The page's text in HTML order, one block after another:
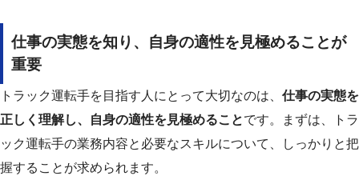
仕事の実態を知り、自身の適性を見極めることが
重要
トラック運転手を目指す人にとって大切なのは、 仕事の実態を
正しく理解し、自身の適性を見極めることです。まずは、トラ
ック運転手の業務内容と必要なスキルについて、しっかりと把
握することが求められます。